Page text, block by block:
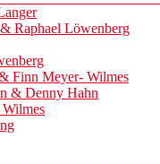
Raphael Löwenberg
Finn Meyer- Wilmes
& Denny Hahn